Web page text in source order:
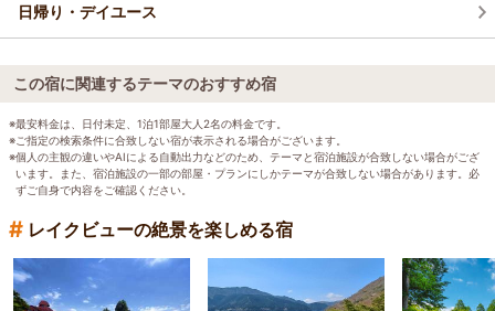
日帰り・デイユース
この宿に関連するテーマのおすすめ宿
※最安料金は、日付未定、1泊1部屋大人2名の料金です。
※ご指定の検索条件に合致しない宿が表示される場合がございます。
※個人の主観の違いやAIによる自動出力などのため、テーマと宿泊施設が合致しない場合がござ
います。また、宿泊施設の一部の部屋・プランにしかテーマが合致しない場合があります。必
ずご自身で内容をご確認ください。
# レイクビューの絶景を楽しめる宿